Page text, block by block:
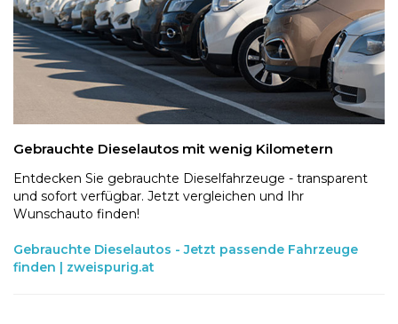
Gebrauchte Dieselautos mit wenig Kilometern
Entdecken Sie gebrauchte Dieselfahrzeuge - transparent
und sofort verfügbar. Jetzt vergleichen und Ihr
Wunschauto finden!
Gebrauchte Dieselautos - Jetzt passende Fahrzeuge
finden | zweispurig.at